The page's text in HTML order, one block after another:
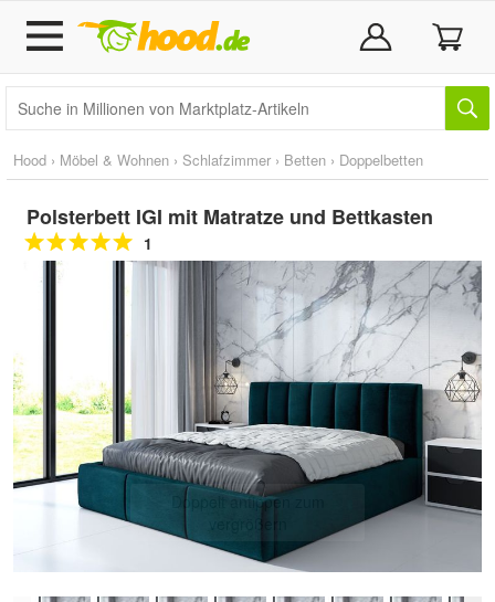
Hood › Möbel & Wohnen › Schlafzimmer › Betten › Doppelbetten
Polsterbett IGI mit Matratze und Bettkasten
1
Doppelt antippen zum